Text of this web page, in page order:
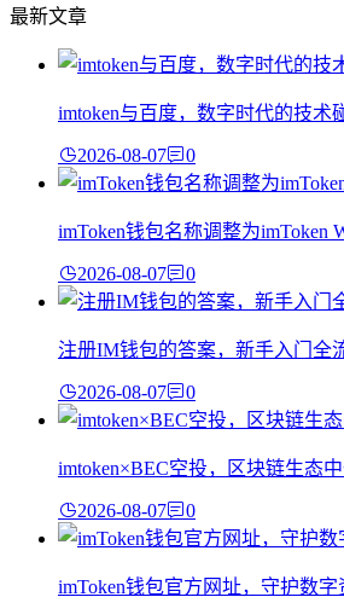
最新文章
imtoken与百度，数字时代的技术
2026-08-07 0
imToken钱包名称调整为imToken
2026-08-07 0
注册IM钱包的答案，新手入门全
2026-08-07 0
imtoken×BEC空投，区块链生态
2026-08-07 0
imToken钱包官方网址，守护数